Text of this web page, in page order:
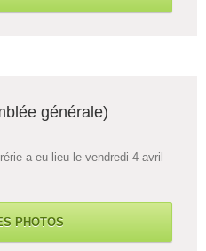
générale)
a eu lieu le vendredi 4 avril
PHOTOS